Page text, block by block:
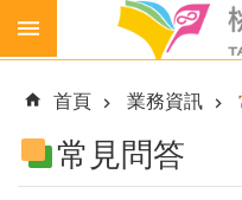
跳到主要內容區塊
生
鮮
乳
首頁 業務資訊
常見問答